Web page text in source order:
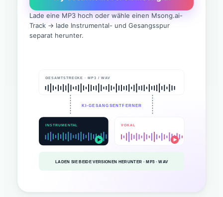
Lade eine MP3 hoch oder wähle einen Msong.ai-
Track → lade Instrumental- und Gesangsspur
separat herunter.
GESAMTSTRECKE · MP3 / WAV
KI-GESANGSENTFERNER
INSTRUMENTAL VOKAL
LADEN SIE BEIDE VERSIONEN HERUNTER · MP3 · WAV